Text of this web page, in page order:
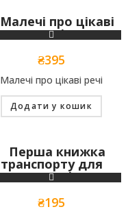
₴395
Малечі про цікаві речі
Додати у кошик
₴195